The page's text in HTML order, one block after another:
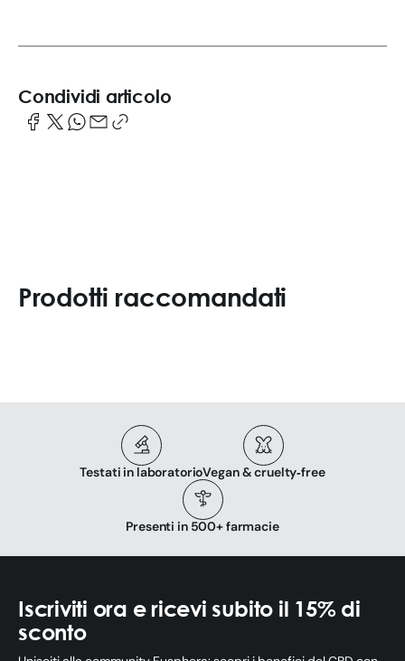
Condividi articolo
Prodotti raccomandati
Testati in laboratorioVegan & cruelty‑free
Presenti in 500+ farmacie
Iscriviti ora e ricevi subito il 15% di
sconto